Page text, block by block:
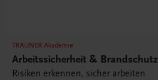
TRAUNER Akademie
Arbeitssicherheit & Brandschutz
Risiken erkennen, sicher arbeiten